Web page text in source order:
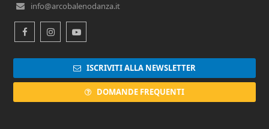
info@arcobalenodanza.it
FacebookInstagramYoutube
ISCRIVITI ALLA NEWSLETTER
DOMANDE FREQUENTI